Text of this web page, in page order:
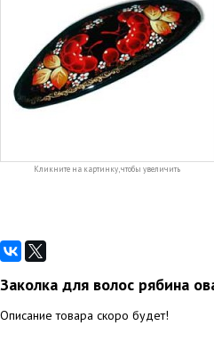
Кликните на картинку, чтобы увеличить
Заколка для волос рябина
Описание товара скоро будет!